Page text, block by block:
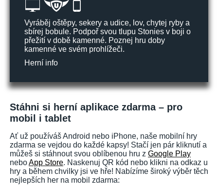
Vyráběj oštěpy, sekery a udice, lov, chytej ryby a
sbírej bobule. Podpoř svou tlupu Stonies v boji o
přežití v době kamenné. Poznej hru doby
kamenné ve svém prohlížeči.
Herní info
Stáhni si herní aplikace zdarma – pro
mobil i tablet
Ať už používáš Android nebo iPhone, naše mobilní hry
zdarma se vejdou do každé kapsy! Stačí jen pár kliknutí a
můžeš si stáhnout svou oblíbenou hru z Google Play
neboApp Store. Naskenuj QR kód nebo klikni na odkaz u
hry a během chvilky jsi ve hře! Nabízíme široký výběr těch
nejlepších her na mobil zdarma: